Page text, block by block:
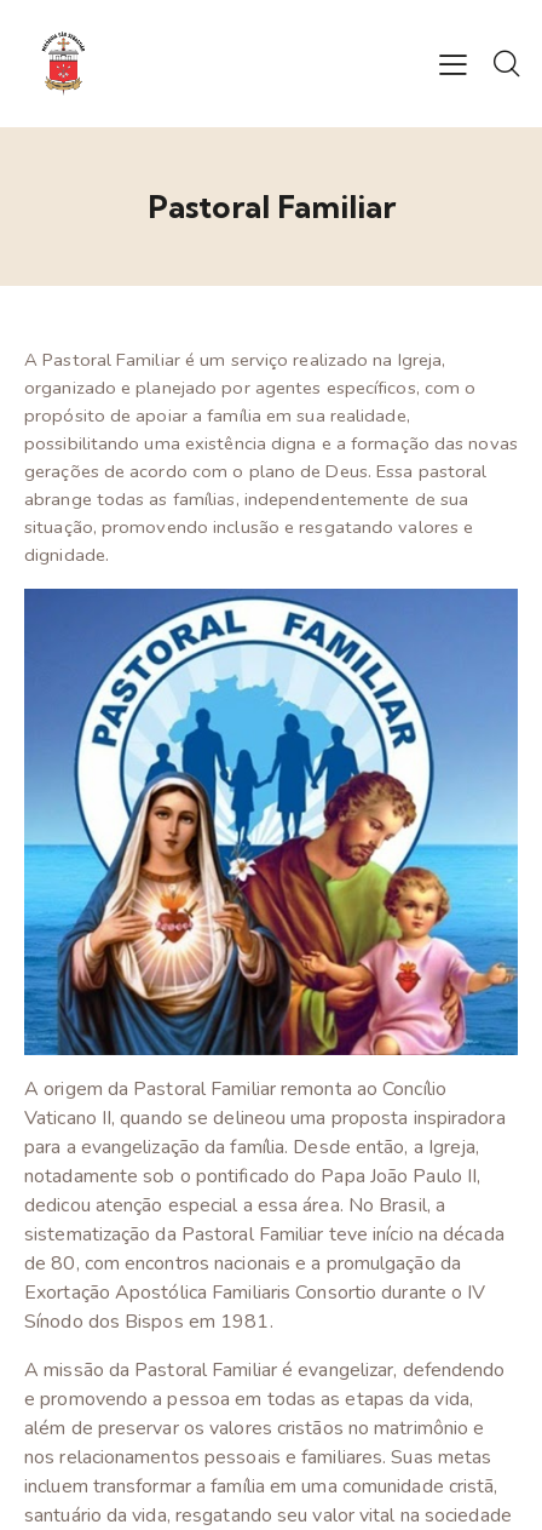
Pastoral Familiar
A Pastoral Familiar é um serviço realizado na Igreja,
organizado e planejado por agentes específicos, com o
propósito de apoiar a família em sua realidade,
possibilitando uma existência digna e a formação das novas
gerações de acordo com o plano de Deus. Essa pastoral
abrange todas as famílias, independentemente de sua
situação, promovendo inclusão e resgatando valores e
dignidade.
A origem da Pastoral Familiar remonta ao Concílio
Vaticano II, quando se delineou uma proposta inspiradora
para a evangelização da família. Desde então, a Igreja,
notadamente sob o pontificado do Papa João Paulo II,
dedicou atenção especial a essa área. No Brasil, a
sistematização da Pastoral Familiar teve início na década
de 80, com encontros nacionais e a promulgação da
Exortação Apostólica Familiaris Consortio durante o IV
Sínodo dos Bispos em 1981.
A missão da Pastoral Familiar é evangelizar, defendendo
e promovendo a pessoa em todas as etapas da vida,
além de preservar os valores cristãos no matrimônio e
nos relacionamentos pessoais e familiares. Suas metas
incluem transformar a família em uma comunidade cristã,
santuário da vida, resgatando seu valor vital na sociedade